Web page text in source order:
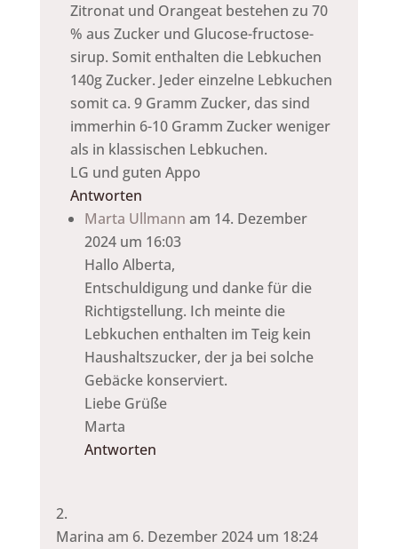
Zitronat und Orangeat bestehen zu 70
% aus Zucker und Glucose-fructose-
sirup. Somit enthalten die Lebkuchen
140g Zucker. Jeder einzelne Lebkuchen
somit ca. 9 Gramm Zucker, das sind
immerhin 6-10 Gramm Zucker weniger
als in klassischen Lebkuchen.
LG und guten Appo
Antworten
Marta Ullmann am 14. Dezember
2024 um 16:03
Hallo Alberta,
Entschuldigung und danke für die
Richtigstellung. Ich meinte die
Lebkuchen enthalten im Teig kein
Haushaltszucker, der ja bei solche
Gebäcke konserviert.
Liebe Grüße
Marta
Antworten
Marina am 6. Dezember 2024 um 18:24